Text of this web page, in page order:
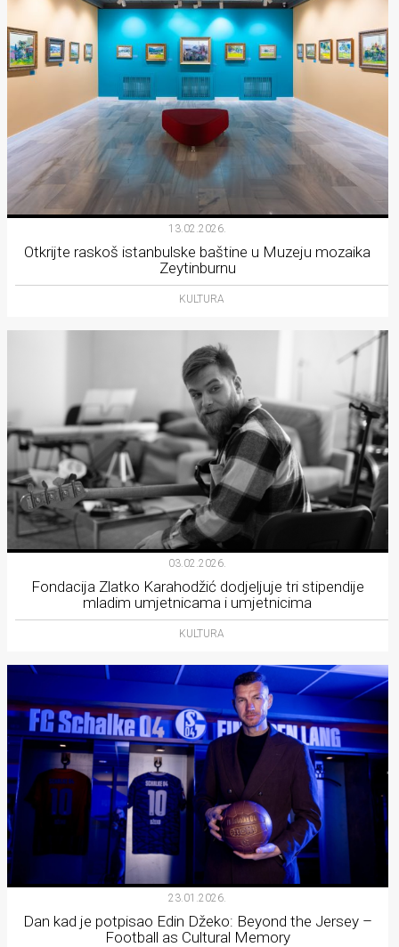
13.02.2026.
Otkrijte raskoš istanbulske baštine u Muzeju mozaika
Zeytinburnu
KULTURA
03.02.2026.
Fondacija Zlatko Karahodžić dodjeljuje tri stipendije
mladim umjetnicama i umjetnicima
KULTURA
23.01.2026.
Dan kad je potpisao Edin Džeko: Beyond the Jersey –
Football as Cultural Memory